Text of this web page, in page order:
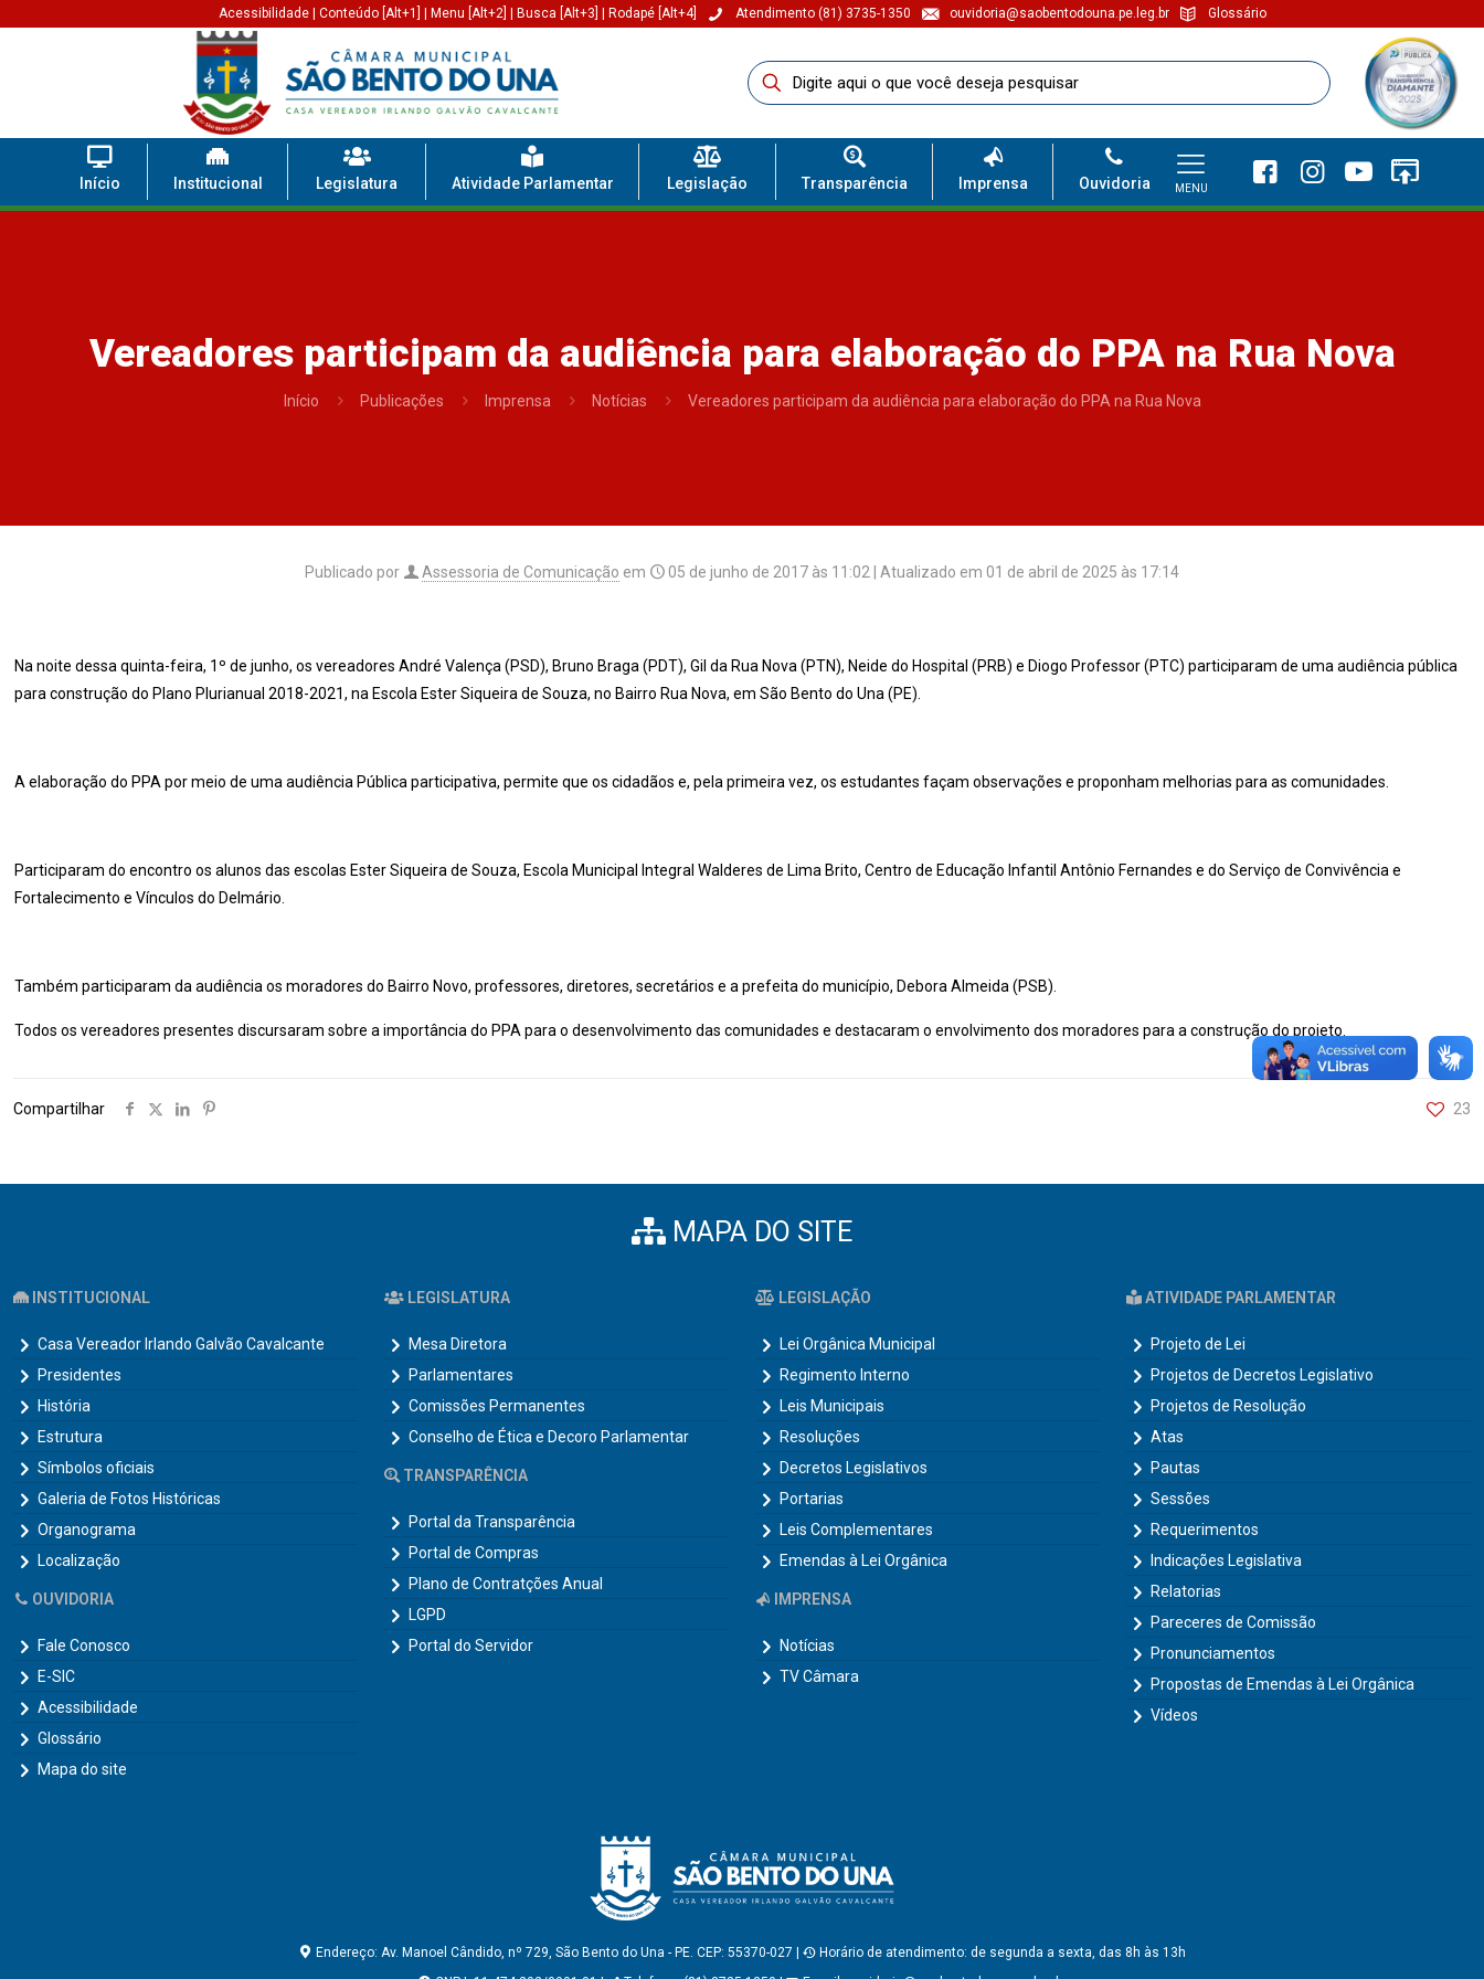
Acessibilidade| Conteúdo [Alt+1] Menu [Alt+2] Busca [Alt+3] Rodapé [Alt+4] Atendimento (81) 3735-1350 ouvidoria@saobentodouna.pe.leg.br Glossário
Início Institucional Legislatura Atividade Parlamentar Legislação Transparência Imprensa Ouvidoria MENU
Vereadores participam da audiência para elaboração do PPA na Rua Nova
Início Publicações Imprensa Notícias Vereadores participam da audiência para elaboração do PPA na Rua Nova
Publicado por Assessoria de Comunicação em 05 de junho de 2017 às 11:02 | Atualizado em 01 de abril de 2025 às 17:14
Na noite dessa quinta-feira, 1º de junho, os vereadores André Valença (PSD), Bruno Braga (PDT), Gil da Rua Nova (PTN), Neide do Hospital (PRB) e Diogo Professor (PTC) participaram de uma audiência pública
para construção do Plano Plurianual 2018-2021, na Escola Ester Siqueira de Souza, no Bairro Rua Nova, em São Bento do Una (PE).
A elaboração do PPA por meio de uma audiência Pública participativa, permite que os cidadãos e, pela primeira vez, os estudantes façam observações e proponham melhorias para as comunidades.
Participaram do encontro os alunos das escolas Ester Siqueira de Souza, Escola Municipal Integral Walderes de Lima Brito, Centro de Educação Infantil Antônio Fernandes e do Serviço de Convivência e
Fortalecimento e Vínculos do Delmário.
Também participaram da audiência os moradores do Bairro Novo, professores, diretores, secretários e a prefeita do município, Debora Almeida (PSB).
Todos os vereadores presentes discursaram sobre a importância do PPA para o desenvolvimento das comunidades e destacaram o envolvimento dos moradores para a construção do projeto.
Compartilhar 23
MAPA DO SITE
INSTITUCIONAL
Casa Vereador Irlando Galvão Cavalcante
Presidentes
História
Estrutura
Símbolos oficiais
Galeria de Fotos Históricas
Organograma
Localização
OUVIDORIA
Fale Conosco
E-SIC
Acessibilidade
Glossário
Mapa do site
LEGISLATURA
Mesa Diretora
Parlamentares
Comissões Permanentes
Conselho de Ética e Decoro Parlamentar
TRANSPARÊNCIA
Portal da Transparência
Portal de Compras
Plano de Contratções Anual
LGPD
Portal do Servidor
LEGISLAÇÃO
Lei Orgânica Municipal
Regimento Interno
Leis Municipais
Resoluções
Decretos Legislativos
Portarias
Leis Complementares
Emendas à Lei Orgânica
IMPRENSA
Notícias
TV Câmara
ATIVIDADE PARLAMENTAR
Projeto de Lei
Projetos de Decretos Legislativo
Projetos de Resolução
Atas
Pautas
Sessões
Requerimentos
Indicações Legislativa
Relatorias
Pareceres de Comissão
Pronunciamentos
Propostas de Emendas à Lei Orgânica
Vídeos
Endereço: Av. Manoel Cândido, nº 729, São Bento do Una - PE. CEP: 55370-027 |
Horário de atendimento: de segunda a sexta, das 8h às 13h